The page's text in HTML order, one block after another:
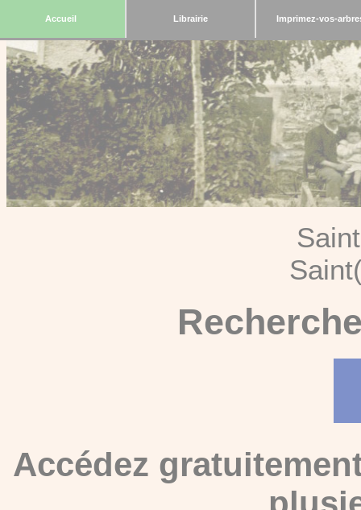
Accueil Librairie Imprimez-vos-
Accédez